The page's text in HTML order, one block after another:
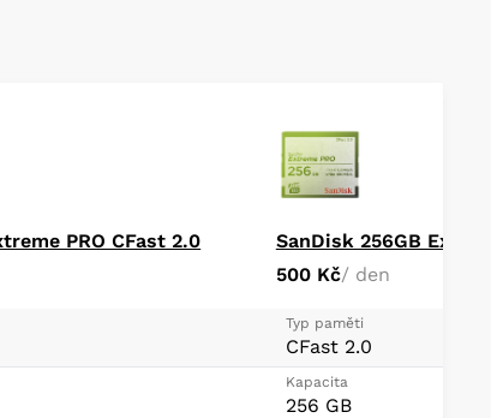
PRO CFast 2.0
SanDisk 256GB
500 Kč/ den
Typ paměti
CFast 2.0
Kapacita
256 GB